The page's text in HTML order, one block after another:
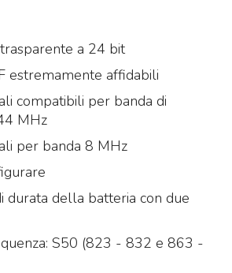
a 24 bit
estremamente affidabili
compatibili per banda di
MHz
per banda 8 MHz
durata della batteria con due
S50 (823 - 832 e 863 -